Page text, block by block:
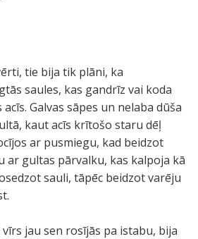
tie bija tik plāni, ka
saules, kas gandrīz vai koda
Galvas sāpes un nelaba dūša
kaut acīs krītošo staru dēļ
ar pusmiegu, kad beidzot
ar gultas pārvalku, kas kalpoja kā
sauli, tāpēc beidzot varēju
jau sen rosījās pa istabu, bija